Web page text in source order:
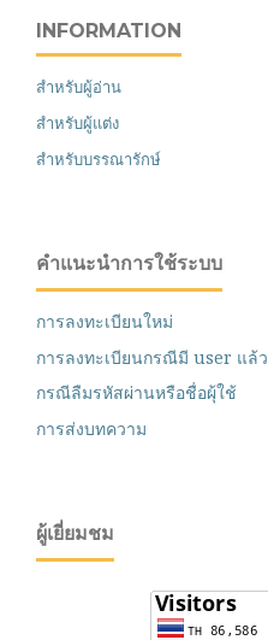
INFORMATION
สำหรับผู้อ่าน
สำหรับผู้แต่ง
สำหรับบรรณารักษ์
คำแนะนำการใช้ระบบ
การลงทะเบียนใหม่
การลงทะเบียนกรณีมี user แล้ว
กรณีลืมรหัสผ่านหรือชื่อผุ้ใช้
การส่งบทความ
ผู้เยี่ยมชม